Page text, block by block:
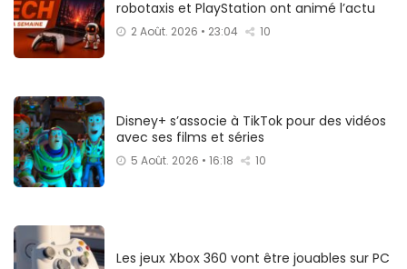
robotaxis et PlayStation ont animé l’actu
2 Août. 2026 • 23:04 10
Disney+ s’associe à TikTok pour des vidéos
avec ses films et séries
5 Août. 2026 • 16:18 10
Les jeux Xbox 360 vont être jouables sur PC